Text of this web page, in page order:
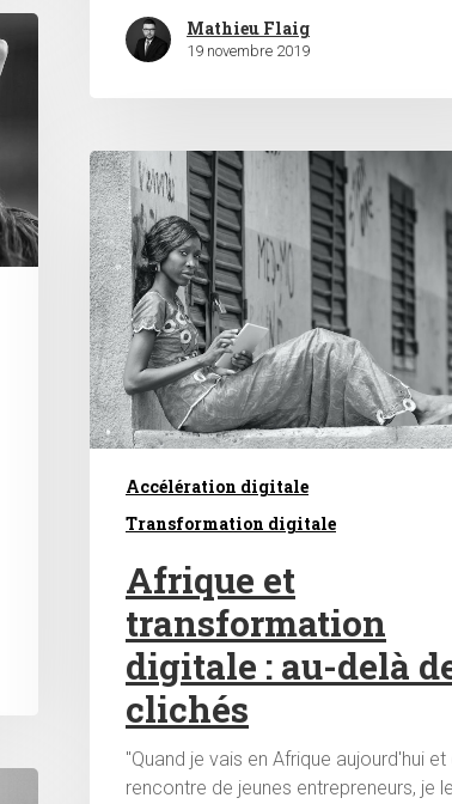
Mathieu Flaig
19 novembre 2019
Accélération digitale
Transformation digitale
Afrique et
transformation
digitale : au-delà
clichés
"Quand je vais en Afrique aujourd'hui et
rencontre de jeunes entrepreneurs, je